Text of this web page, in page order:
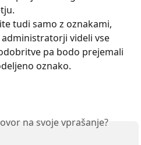
tudi samo z oznakami,
videli vse
pa bodo prejemali
oznako.
na svoje vprašanje?